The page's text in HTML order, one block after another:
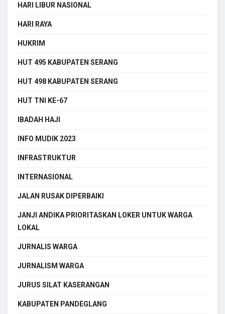
HARI LIBUR NASIONAL
HARI RAYA
HUKRIM
HUT 495 KABUPATEN SERANG
HUT 498 KABUPATEN SERANG
HUT TNI KE-67
IBADAH HAJI
INFO MUDIK 2023
INFRASTRUKTUR
INTERNASIONAL
JALAN RUSAK DIPERBAIKI
JANJI ANDIKA PRIORITASKAN LOKER UNTUK WARGA
LOKAL
JURNALIS WARGA
JURNALISM WARGA
JURUS SILAT KASERANGAN
KABUPATEN PANDEGLANG